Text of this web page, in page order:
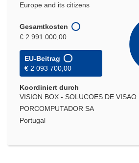
Europe and its citizens
Gesamtkosten
€ 2 991 000,00
EU-Beitrag
€ 2 093 700,00
Koordiniert durch
VISION BOX - SOLUCOES DE VISAO
PORCOMPUTADOR SA
Portugal